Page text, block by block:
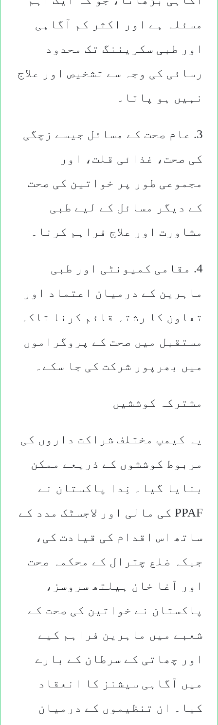
مسئلہ ہے اور اکثر کم آگاہی
اور طبی سکریننگ تک محدود
رسائی کی وجہ سے تشخیص اور علاج
نہیں ہو پاتا۔
3. عام صحت کے مسائل جیسے زچگی
کی صحت، غذائی قلت، اور
مجموعی طور پر خواتین کی صحت
کے دیگر مسائل کے لیے طبی
مشاورت اور علاج فراہم کرنا۔
4. مقامی کمیونٹی اور طبی
ماہرین کے درمیان اعتماد اور
تعاون کا رشتہ قائم کرنا تاکہ
مستقبل میں صحت کے پروگراموں
میں بھرپور شرکت کی جا سکے۔
مشترکہ کوششیں
یہ کیمپ مختلف شراکت داروں کی
مربوط کوششوں کے ذریعے ممکن
بنایا گیا۔ نِدا پاکستان نے
PPAF کی مالی اور لاجسٹک مدد کے
ساتھ اس اقدام کی قیادت کی،
جبکہ ضلع چترال کے محکمہ صحت
اور آغا خان ہیلتھ سروسز،
پاکستان نے خواتین کی صحت کے
شعبے میں ماہرین فراہم کیے
اور چھاتی کے سرطان کے بارے
میں آگاہی سیشنز کا انعقاد
کیا۔ ان تنظیموں کے درمیان